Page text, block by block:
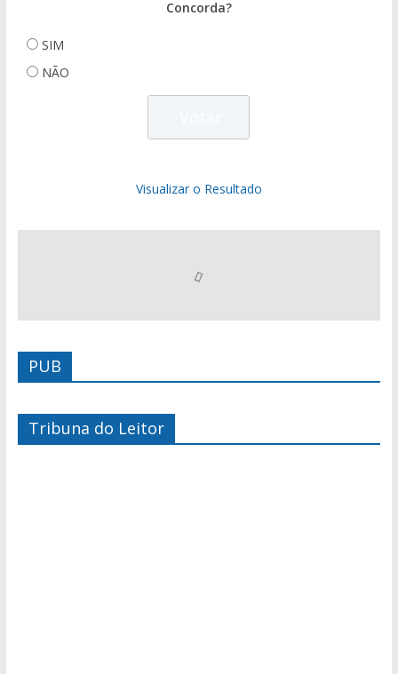
Concorda?
SIM
NÃO
Visualizar o Resultado
PUB
Tribuna do Leitor